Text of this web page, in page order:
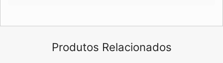
Produtos Relacionados